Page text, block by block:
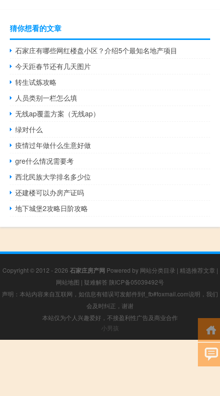
猜你想看的文章
石家庄有哪些网红楼盘小区？介绍5个最知名地产项目
今天距春节还有几天图片
转生试炼攻略
人员类别一栏怎么填
无线ap覆盖方案（无线ap）
绿对什么
疫情过年做什么生意好做
gre什么情况需要考
西北民族大学排名多少位
还建楼可以办房产证吗
地下城堡2攻略日阶攻略
Copyright © 2012 - 2026 石家庄房产网 Powered by 网站分类目录 | 精选推荐文章 |
网站地图 | 疑难解答 陕ICP备05039492号
声明：本站内容来自互联网，如信息有错误可发邮件到f_fb#foxmail.com说明，我们
会及时纠正，谢谢
本站仅为个人兴趣爱好，不接盈利性广告及商业合作
小男孩